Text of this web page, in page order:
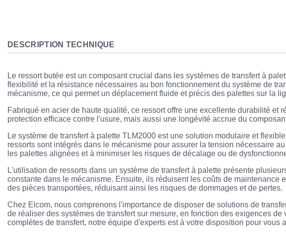
DESCRIPTION TECHNIQUE
Le ressort butée est un composant crucial dans les systèmes de transfert à
flexibilité et la résistance nécessaires au bon fonctionnement du système de
mécanisme, ce qui permet un déplacement fluide et précis des palettes sur la
Fabriqué en acier de haute qualité, ce ressort offre une excellente durabilité
protection efficace contre l'usure, mais aussi une longévité accrue du
Le système de transfert à palette TLM2000 est une solution modulaire et
ressorts sont intégrés dans le mécanisme pour assurer la tension nécessaire
les palettes alignées et à minimiser les risques de décalage ou de
L'utilisation de ressorts dans un système de transfert à palette présente
constante dans le mécanisme. Ensuite, ils réduisent les coûts de
des pièces transportées, réduisant ainsi les risques de dommages et de pertes.
Chez Elcom, nous comprenons l'importance de disposer de solutions de
de réaliser des systèmes de transfert sur mesure, en fonction des exigences
complètes de transfert, notre équipe d'experts est à votre disposition pour